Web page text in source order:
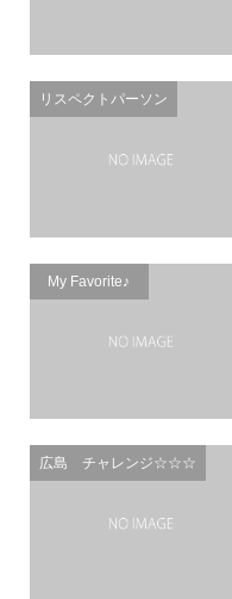
リスペクトパーソン
My Favorite♪
広島 チャレンジ☆☆☆